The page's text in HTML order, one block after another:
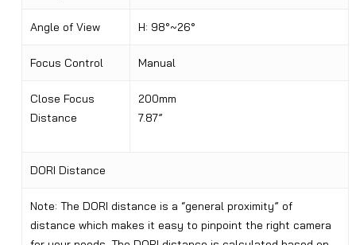
Angle of View H: 98°~26°
Focus Control Manual
Close Focus
Distance
200mm
7.87”
DORI Distance
Note: The DORI distance is a “general proximity” of
distance which makes it easy to pinpoint the right camera